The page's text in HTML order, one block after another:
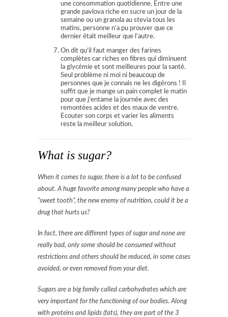
une consommation quotidienne. Entre une
grande pavlova riche en sucre un jour de la
semaine ou un granola au stevia tous les
matins, personne n’a pu prouver que ce
dernier était meilleur que l’autre.
On dit qu’il faut manger des farines
complètes car riches en fibres qui diminuent
la glycémie et sont meilleures pour la santé.
Seul problème ni moi ni beaucoup de
personnes que je connais ne les digérons ! Il
suffit que je mange un pain complet le matin
pour que j’entame la journée avec des
remontées acides et des maux de ventre.
Ecouter son corps et varier les aliments
reste la meilleur solution.
What is sugar?
When it comes to sugar, there is a lot to be confused
about. A huge favorite among many people who have a
“sweet tooth”, the new enemy of nutrition, could it be a
drug that hurts us?
In fact, there are different types of sugar and none are
really bad, only some should be consumed without
restrictions and others should be reduced, in some cases
avoided, or even removed from your diet.
Sugars are a big family called carbohydrates which are
very important for the functioning of our bodies. Along
with proteins and lipids (fats), they are part of the 3